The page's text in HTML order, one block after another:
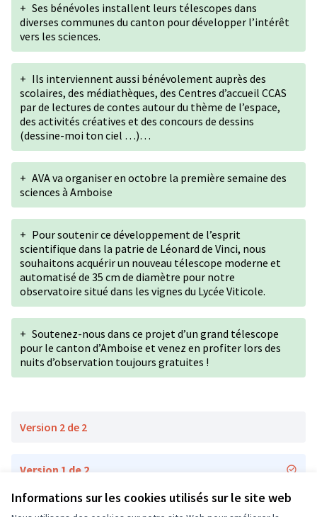
Informations sur les cookies utilisés sur le site web
+ Ses bénévoles installent leurs télescopes dans
diverses communes du canton pour développer l’intérêt
vers les sciences.
+ Ils interviennent aussi bénévolement auprès des
scolaires, des médiathèques, des Centres d’accueil CCAS
par de lectures de contes autour du thème de l’espace,
des activités créatives et des concours de dessins
(dessine-moi ton ciel …)…
+ AVA va organiser en octobre la première semaine des
sciences à Amboise
+ Pour soutenir ce développement de l’esprit
scientifique dans la patrie de Léonard de Vinci, nous
souhaitons acquérir un nouveau télescope moderne et
automatisé de 35 cm de diamètre pour notre
observatoire situé dans les vignes du Lycée Viticole.
+ Soutenez-nous dans ce projet d’un grand télescope
pour le canton d’Amboise et venez en profiter lors des
nuits d’observation toujours gratuites !
Version 2 de 2
Version 1 de 2